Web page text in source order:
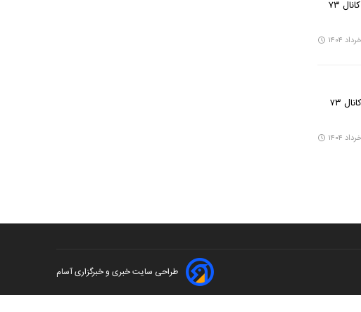
بررسی روند بازار طلا و سکه بازار حاکی از آن است که طلا در کانال ۶ میلیون و ۵۰۰ هزار تومان و سکه در کانال ۷۳
بررسی روند بازار طلا و سکه بازار حاکی از آن است که طلا در کانال ۶ میلیون و ۶۰۰ هزار تومان و سکه در کانال ۷۳
طراحی سایت خبری و خبرگزاری آسام